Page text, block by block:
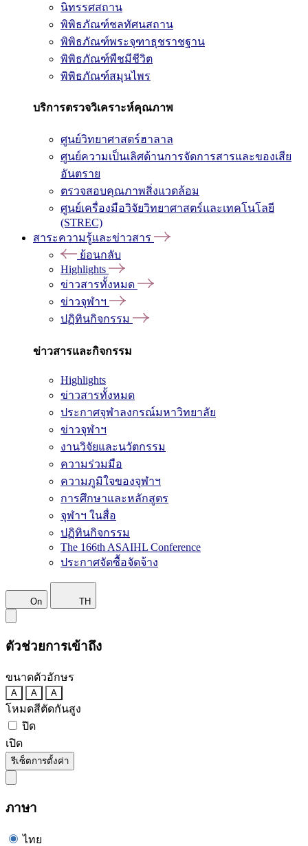
นิทรรศสถาน
พิพิธภัณฑ์ชลทัศนสถาน
พิพิธภัณฑ์พระจุฑาธุชราชฐาน
พิพิธภัณฑ์พืชมีชีวิต
พิพิธภัณฑ์สมุนไพร
บริการตรวจวิเคราะห์คุณภาพ
ศูนย์วิทยาศาสตร์ฮาลาล
ศูนย์ความเป็นเลิศด้านการจัดการสารและของเสีย
อันตราย
ตรวจสอบคุณภาพสิ่งแวดล้อม
ศูนย์เครื่องมือวิจัยวิทยาศาสตร์และเทคโนโลยี
(STREC)
สาระความรู้และข่าวสาร
ย้อนกลับ
Highlights
ข่าวสารทั้งหมด
ข่าวจุฬาฯ
ปฏิทินกิจกรรม
ข่าวสารและกิจกรรม
Highlights
ข่าวสารทั้งหมด
ประกาศจุฬาลงกรณ์มหาวิทยาลัย
ข่าวจุฬาฯ
งานวิจัยและนวัตกรรม
ความร่วมมือ
ความภูมิใจของจุฬาฯ
การศึกษาและหลักสูตร
จุฬาฯ ในสื่อ
ปฏิทินกิจกรรม
The 166th ASAIHL Conference
ประกาศจัดซื้อจัดจ้าง
On TH
ตัวช่วยการเข้าถึง
ขนาดตัวอักษร
A A A
โหมดสีตัดกันสูง
ปิด
เปิด
รีเซ็ตการตั้งค่า
ภาษา
ไทย